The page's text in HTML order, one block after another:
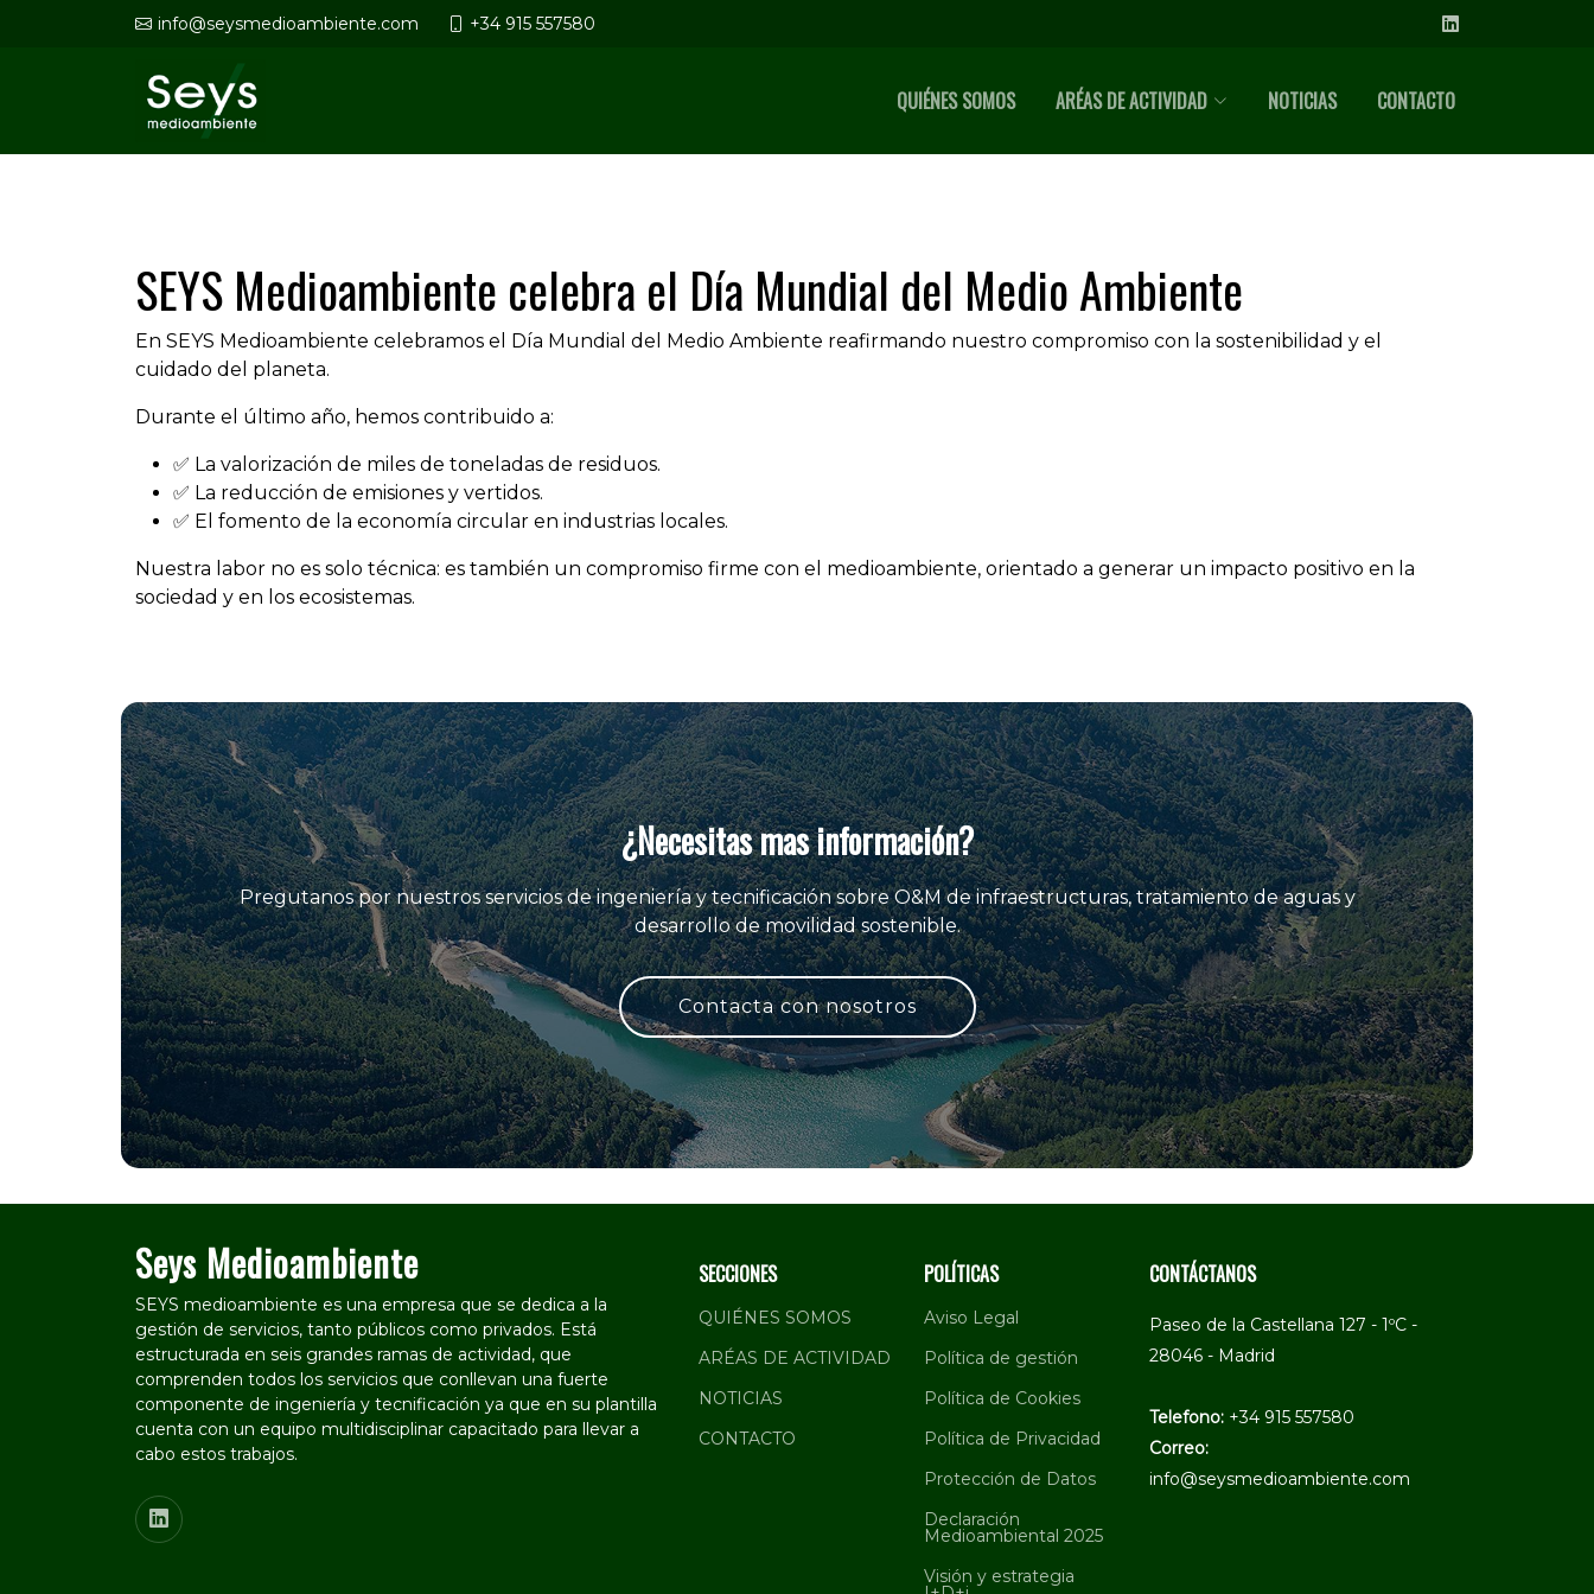
info@seysmedioambiente.com +34 915 557580
QUIÉNES SOMOS ARÉAS DE ACTIVIDAD NOTICIAS CONTACTO
SEYS Medioambiente celebra el Día Mundial del Medio Ambiente
En SEYS Medioambiente celebramos el Día Mundial del Medio Ambiente reafirmando nuestro compromiso con la sostenibilidad y el
cuidado del planeta.
Durante el último año, hemos contribuido a:
✅ La valorización de miles de toneladas de residuos.
✅ La reducción de emisiones y vertidos.
✅ El fomento de la economía circular en industrias locales.
Nuestra labor no es solo técnica: es también un compromiso firme con el medioambiente, orientado a generar un impacto positivo en la
sociedad y en los ecosistemas.
¿Necesitas mas información?
Pregutanos por nuestros servicios de ingeniería y tecnificación sobre O&M de infraestructuras, tratamiento de aguas y
desarrollo de movilidad sostenible.
Contacta con nosotros
Seys Medioambiente
SEYS medioambiente es una empresa que se dedica a la
gestión de servicios, tanto públicos como privados. Está
estructurada en seis grandes ramas de actividad, que
comprenden todos los servicios que conllevan una fuerte
componente de ingeniería y tecnificación ya que en su plantilla
cuenta con un equipo multidisciplinar capacitado para llevar a
cabo estos trabajos.
SECCIONES
QUIÉNES SOMOS
ARÉAS DE ACTIVIDAD
NOTICIAS
CONTACTO
POLÍTICAS
Aviso Legal
Política de gestión
Política de Cookies
Política de Privacidad
Protección de Datos
Declaración
Medioambiental 2025
Visión y estrategia
CONTÁCTANOS
Paseo de la Castellana 127 - 1ºC -
28046 - Madrid
Telefono: +34 915 557580
Correo:
info@seysmedioambiente.com